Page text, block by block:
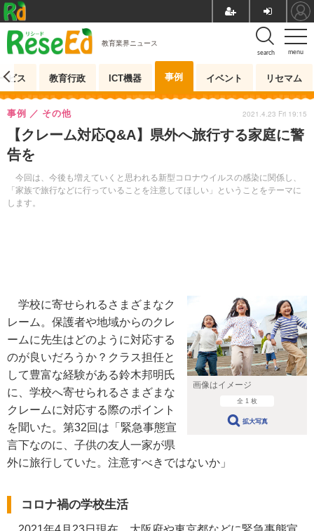
menu
search
教育業界ニュース
ビス 教育行政 ICT機器 事例 イベント リセマム
【クレーム対応Q&A】県外へ旅行する家庭に警
告を
今回は、今後も増えていくと思われる新型コロナウイルスの感染に関係し、
「家族で旅行などに行っていることを注意してほしい」ということをテーマに
します。
事例 その他 2021.4.23 Fri 19:15
画像はイメージ
全 1 枚
拡大写真
学校に寄せられるさまざまなク
レーム。保護者や地域からのクレ
ームに先生はどのように対応する
のが良いだろうか？クラス担任と
して豊富な経験がある鈴木邦明氏
に、学校へ寄せられるさまざまな
クレームに対応する際のポイント
を聞いた。第32回は「緊急事態宣
言下なのに、子供の友人一家が県
外に旅行していた。注意すべきではないか」
コロナ禍の学校生活